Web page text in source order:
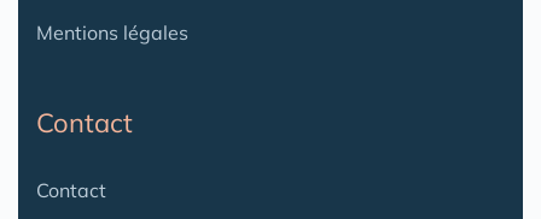
Mentions légales
Contact
Contact